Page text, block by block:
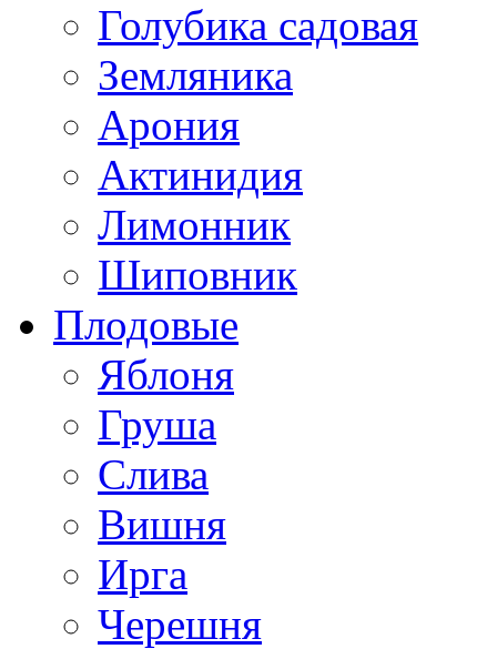
Голубика садовая
Земляника
Арония
Актинидия
Лимонник
Шиповник
Плодовые
Яблоня
Груша
Слива
Вишня
Ирга
Черешня